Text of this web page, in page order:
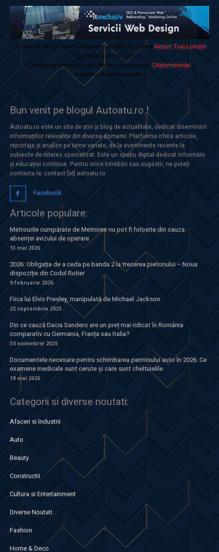
- Ai nevoie de transport aeroport in Anglia? Încearcă Airport Taxi London
Calitate la prețul corect.
- Companie specializata in tranzactionarea de Criptomonedesi
infrastructura blockchain.
Bun venit pe blogul Autoatu.ro !
Autoatu.ro este un site de știri și blog de actualitate, dedicat diseminării
informațiilor relevante din diverse domenii. Platforma oferă articole,
reportaje și analize pe teme variate, de la evenimente recente la
subiecte de interes specializat. Este un spațiu digital dedicat informării
și educației continue. Pentru orice întrebări sau sugestii, ne puteți
contacta la: contact [at] autoatu.ro
Facebook
Articole populare:
Metrourile cumpărate de Metrorex nu pot fi folosite din cauza
absenței avizului de operare.
13 mai 2026
2026: Obligația de a ceda pe banda 2 la trecerea pietonului – Noua
dispoziție din Codul Rutier
9 februarie 2026
Fiica lui Elvis Presley, manipulată de Michael Jackson
22 septembrie 2025
Din ce cauză Dacia Sandero are un preț mai ridicat în România
comparativ cu Germania, Franța sau Italia?
30 noiembrie 2025
Documentele necesare pentru schimbarea permisului auto în 2026. Ce
examene medicale sunt cerute și care sunt cheltuielile.
18 mai 2026
Categorii si diverse noutati:
Afaceri si Industrii
Auto
Beauty
Constructii
Cultura si Entertainment
Diverse Noutati
Fashion
Home & Deco